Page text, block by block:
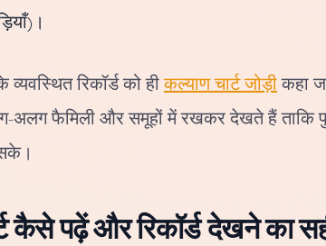
व्यवस्थित रिकॉर्ड को हीकल्याण चार्ट जोड़ीकहा
अलग फैमिली और समूहों में रखकर देखते हैं ताकि
कैसे पढ़ें और रिकॉर्ड देखने का